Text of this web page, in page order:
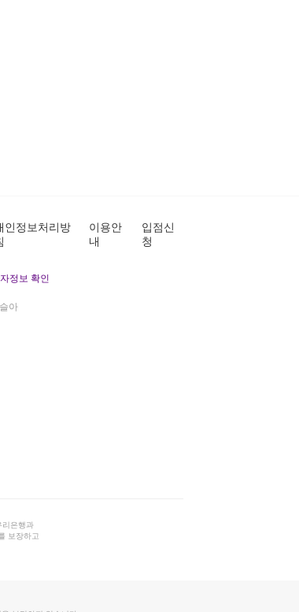
인정보처리방
이용안
내
입점신
청
정보 확인
아
리은행과
보장하고